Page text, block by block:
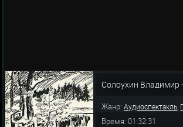
Солоухин Владимир
Жанр:Аудиоспектакль,
Время: 01:32:31